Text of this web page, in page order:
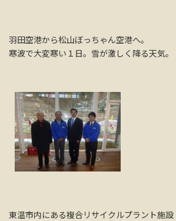
羽田空港から松山ぼっちゃん空港へ。
寒波で大変寒い１日。雪が激しく降る天気。
東温市内にある複合リサイクルプラント施